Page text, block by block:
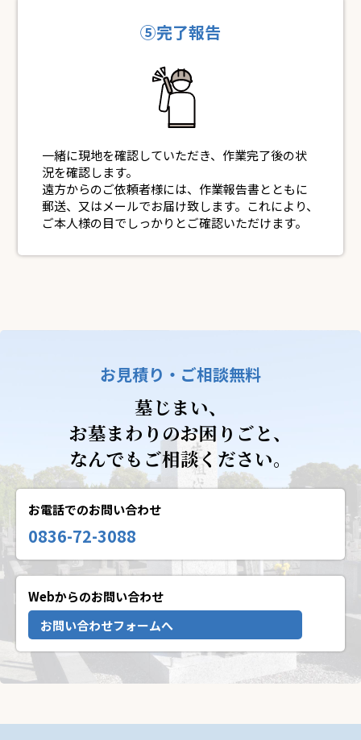
⑤完了報告
一緒に現地を確認していただき、作業完了後の状
況を確認します。
遠方からのご依頼者様には、作業報告書とともに
郵送、又はメールでお届け致します。これにより、
ご本人様の目でしっかりとご確認いただけます。
お見積り・ご相談無料
墓じまい、
お墓まわりのお困りごと、
なんでもご相談ください。
お電話でのお問い合わせ
0836-72-3088
Webからのお問い合わせ
お問い合わせフォームへ